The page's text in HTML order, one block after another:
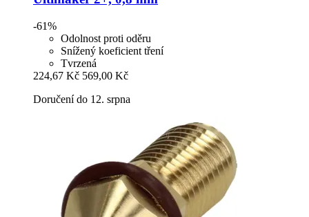
-61%
Odolnost proti oděru
Snížený koeficient tření
Tvrzená
224,67 Kč 569,00 Kč
Doručení do 12. srpna